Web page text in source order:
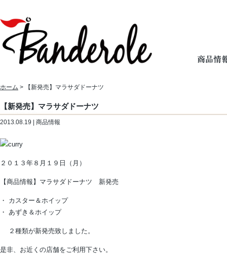
ホーム > 【新発売】マラサダドーナツ
【新発売】マラサダドーナツ
2013.08.19 | 商品情報
２０１３年８月１９日（月）
【商品情報】マラサダドーナツ 新発売
・ カスター＆ホイップ
・ あずき＆ホイップ
２種類が新発売致しました。
是非、お近くの店舗をご利用下さい。